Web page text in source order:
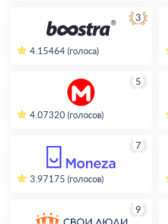
3
4.15464 (голоса)
5
4.07320 (голосов)
7
3.97175 (голосов)
9